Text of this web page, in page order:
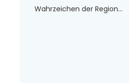
Wahrzeichen der Region...